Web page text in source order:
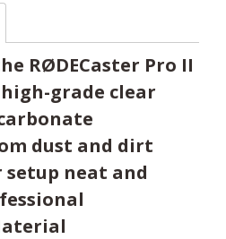
RØDECaster Pro II
grade clear
dust and dirt
setup neat and